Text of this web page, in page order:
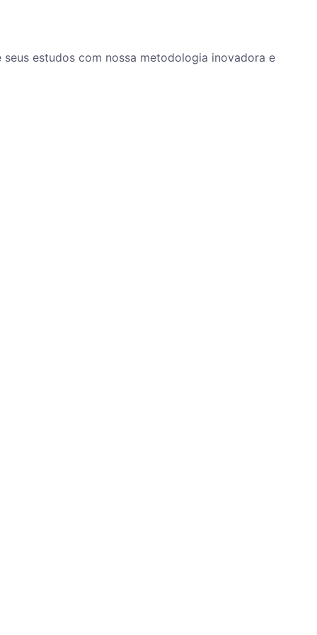
estudos com nossa metodologia inovadora e